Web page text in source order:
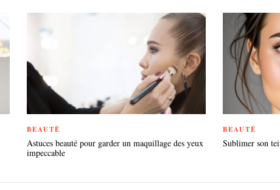
BEAUTÉ
Astuces beauté pour garder un maquillage des yeux
impeccable
BEAUTÉ
Sublimer son